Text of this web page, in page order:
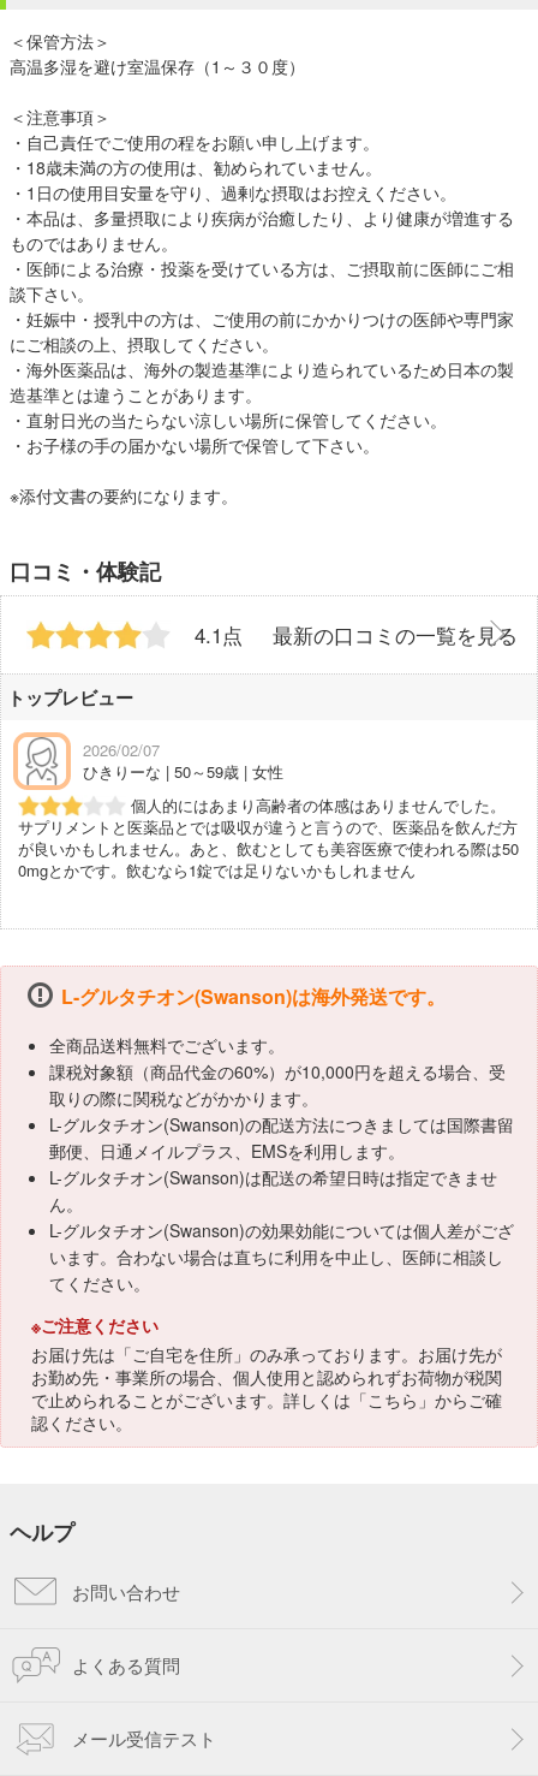
＜保管方法＞
高温多湿を避け室温保存（1～３０度）
＜注意事項＞
・自己責任でご使用の程をお願い申し上げます。
・18歳未満の方の使用は、勧められていません。
・1日の使用目安量を守り、過剰な摂取はお控えください。
・本品は、多量摂取により疾病が治癒したり、より健康が増進する
ものではありません。
・医師による治療・投薬を受けている方は、ご摂取前に医師にご相
談下さい。
・妊娠中・授乳中の方は、ご使用の前にかかりつけの医師や専門家
にご相談の上、摂取してください。
・海外医薬品は、海外の製造基準により造られているため日本の製
造基準とは違うことがあります。
・直射日光の当たらない涼しい場所に保管してください。
・お子様の手の届かない場所で保管して下さい。
※添付文書の要約になります。
口コミ・体験記
4.1点 最新の口コミの一覧を見る
トップレビュー
2026/02/07
ひきりーな | 50～59歳 | 女性
個人的にはあまり高齢者の体感はありませんでした。
サプリメントと医薬品とでは吸収が違うと言うので、医薬品を飲んだ方
が良いかもしれません。あと、飲むとしても美容医療で使われる際は50
0mgとかです。飲むなら1錠では足りないかもしれません
L-グルタチオン(Swanson)は海外発送です。
全商品送料無料でございます。
課税対象額（商品代金の60%）が10,000円を超える場合、受
取りの際に関税などがかかります。
L-グルタチオン(Swanson)の配送方法につきましては国際書留
郵便、日通メイルプラス、EMSを利用します。
L-グルタチオン(Swanson)は配送の希望日時は指定できませ
ん。
L-グルタチオン(Swanson)の効果効能については個人差がござ
います。合わない場合は直ちに利用を中止し、医師に相談し
てください。
※ご注意ください
お届け先は「ご自宅を住所」のみ承っております。お届け先が
お勤め先・事業所の場合、個人使用と認められずお荷物が税関
で止められることがございます。詳しくは「こちら 」からご確
認ください。
ヘルプ
お問い合わせ
よくある質問
メール受信テスト